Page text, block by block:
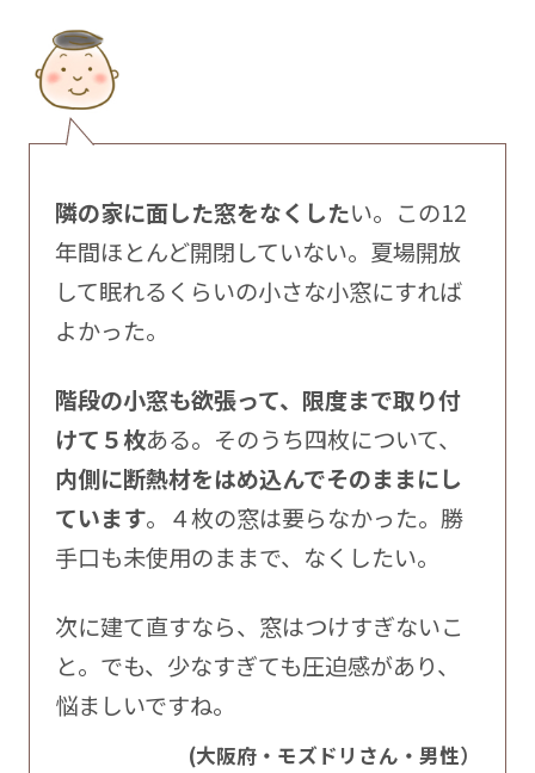
隣の家に面した窓をなくしたい。この12
年間ほとんど開閉していない。夏場開放
して眠れるくらいの小さな小窓にすれば
よかった。
階段の小窓も欲張って、限度まで取り付
けて５枚ある。そのうち四枚について、
内側に断熱材をはめ込んでそのままにし
ています。４枚の窓は要らなかった。勝
手口も未使用のままで、なくしたい。
次に建て直すなら、窓はつけすぎないこ
と。でも、少なすぎても圧迫感があり、
悩ましいですね。
(大阪府・モズドリさん・男性）